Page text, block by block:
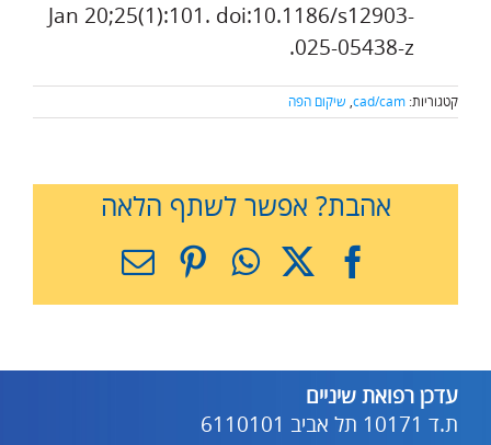
Jan 20;25(1):101. doi:10.1186/s12903-
025-05438-z.
קטגוריות: cad/cam
, שיקום הפה
אהבת? אפשר לשתף הלאה
Facebook
X
WhatsApp
Pinterest
כתובת
עדכן רפואת שיניים
ת.ד 10171 תל אביב 6110101